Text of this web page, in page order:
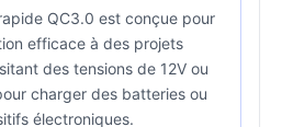
QC3.0 est conçue pour
efficace à des projets
des tensions de 12V ou
charger des batteries ou
électroniques.